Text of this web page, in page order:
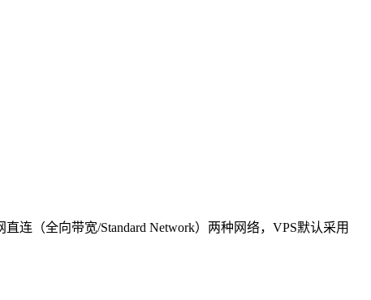
连（全向带宽/Standard Network）两种网络，VPS默认采用